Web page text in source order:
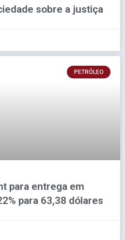
sobre a justiça
PETRÓLEO
para entrega em
para 63,38 dólares